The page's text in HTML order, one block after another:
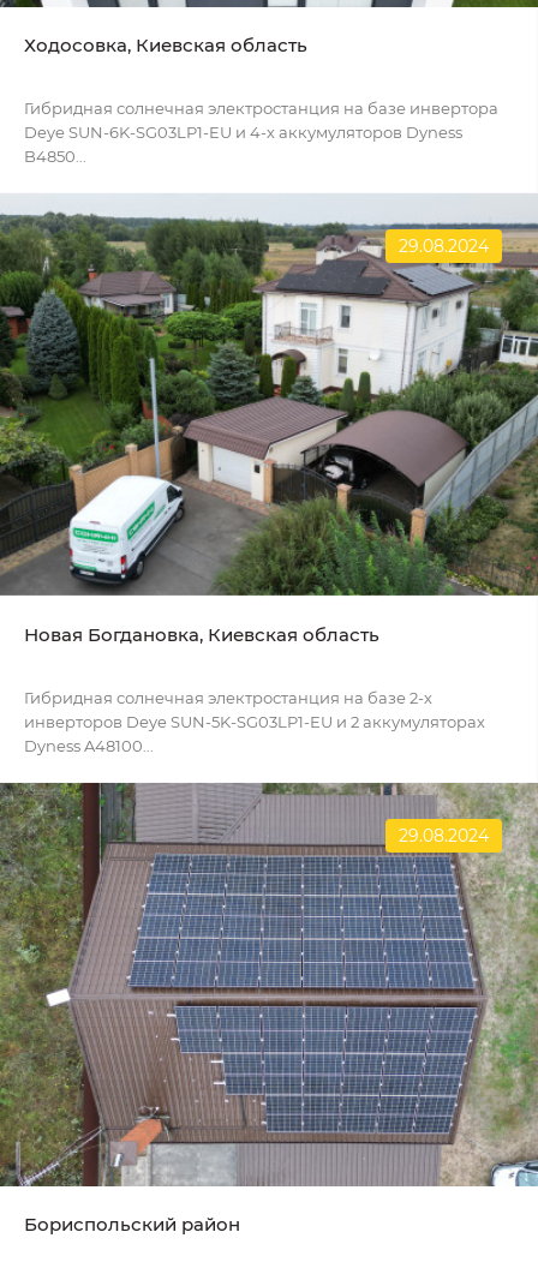
Ходосовка, Киевская область
Гибридная солнечная электростанция на базе инвертора
Deye SUN-6K-SG03LP1-EU и 4-х аккумуляторов Dyness
B4850...
29.08.2024
Новая Богдановка, Киевская область
Гибридная солнечная электростанция на базе 2-х
инверторов Deye SUN-5K-SG03LP1-EU и 2 аккумуляторах
Dyness A48100...
29.08.2024
Бориспольский район